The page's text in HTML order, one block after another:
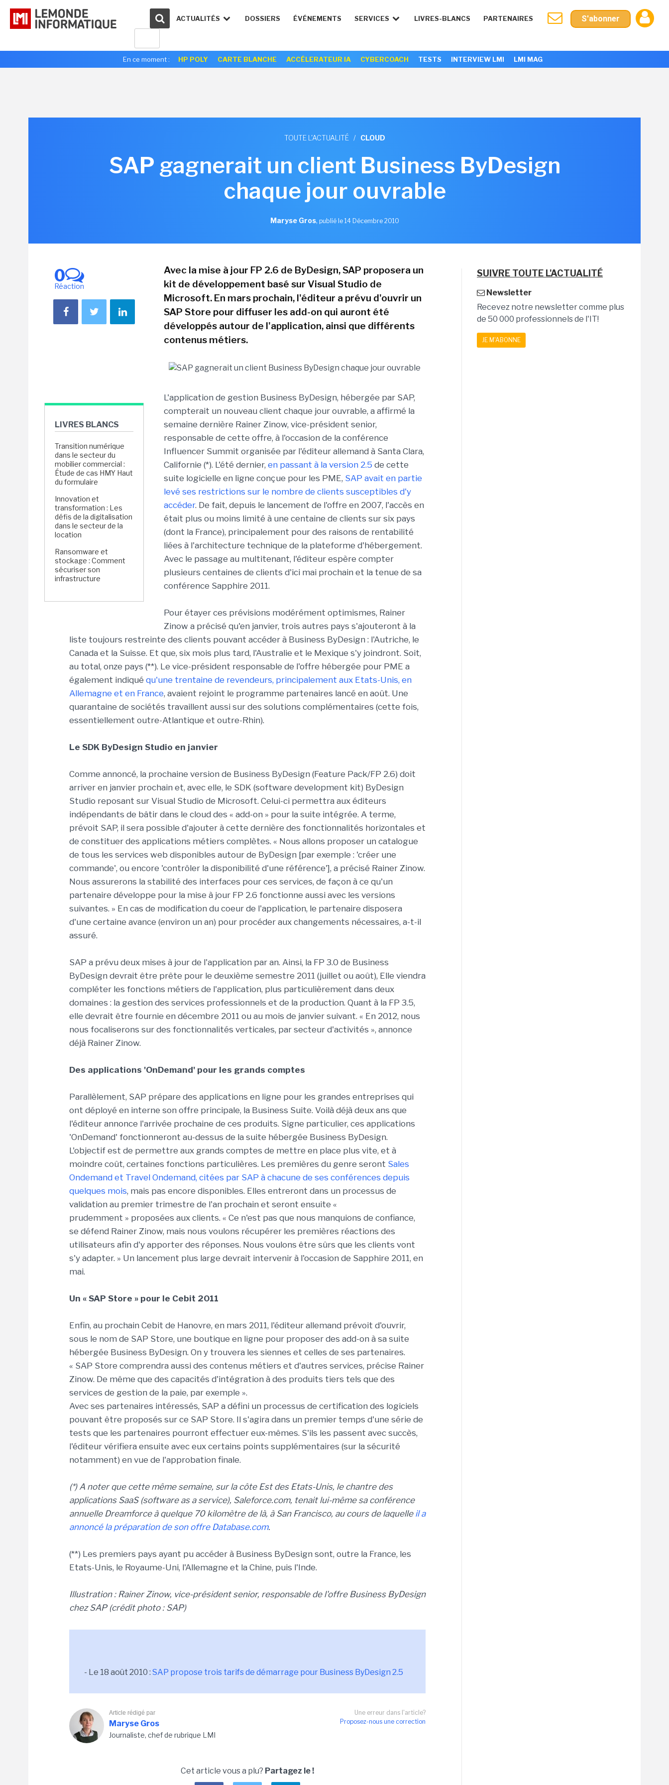
ACTUALITÉS DOSSIERS ÉVÉNEMENTS SERVICES LIVRES-BLANCS PARTENAIRES S'abonner
En ce moment : HP POLY CARTE BLANCHE ACCÉLERATEUR IA CYBERCOACH TESTS INTERVIEW LMI LMI MAG
TOUTE L'ACTUALITÉ / CLOUD
SAP gagnerait un client Business ByDesign
chaque jour ouvrable
Maryse Gros, publié le 14 Décembre 2010
0
Réaction
LIVRES BLANCS
Transition numérique
dans le secteur du
mobilier commercial :
Étude de cas HMY Haut
du formulaire
Innovation et
transformation : Les
défis de la digitalisation
dans le secteur de la
location
Ransomware et
stockage : Comment
sécuriser son
infrastructure
Avec la mise à jour FP 2.6 de ByDesign, SAP proposera un
kit de développement basé sur Visual Studio de
Microsoft. En mars prochain, l'éditeur a prévu d'ouvrir un
SAP Store pour diffuser les add-on qui auront été
développés autour de l'application, ainsi que différents
contenus métiers.
L'application de gestion Business ByDesign, hébergée par SAP,
compterait un nouveau client chaque jour ouvrable, a affirmé la
semaine dernière Rainer Zinow, vice-président senior,
responsable de cette offre, à l'occasion de la conférence
Influencer Summit organisée par l'éditeur allemand à Santa Clara,
Californie (*). L'été dernier, en passant à la version 2.5 de cette
suite logicielle en ligne conçue pour les PME, SAP avait en partie
levé ses restrictions sur le nombre de clients susceptibles d'y
accéder. De fait, depuis le lancement de l'offre en 2007, l'accès en
était plus ou moins limité à une centaine de clients sur six pays
(dont la France), principalement pour des raisons de rentabilité
liées à l'architecture technique de la plateforme d'hébergement.
Avec le passage au multitenant, l'éditeur espère compter
plusieurs centaines de clients d'ici mai prochain et la tenue de sa
conférence Sapphire 2011.
Pour étayer ces prévisions modérément optimismes, Rainer
Zinow a précisé qu'en janvier, trois autres pays s'ajouteront à la
liste toujours restreinte des clients pouvant accéder à Business ByDesign : l'Autriche, le
Canada et la Suisse. Et que, six mois plus tard, l'Australie et le Mexique s'y joindront. Soit,
au total, onze pays (**). Le vice-président responsable de l'offre hébergée pour PME a
également indiqué qu'une trentaine de revendeurs, principalement aux Etats-Unis, en
Allemagne et en France, avaient rejoint le programme partenaires lancé en août. Une
quarantaine de sociétés travaillent aussi sur des solutions complémentaires (cette fois,
essentiellement outre-Atlantique et outre-Rhin).
Le SDK ByDesign Studio en janvier
Comme annoncé, la prochaine version de Business ByDesign (Feature Pack/FP 2.6) doit
arriver en janvier prochain et, avec elle, le SDK (software development kit) ByDesign
Studio reposant sur Visual Studio de Microsoft. Celui-ci permettra aux éditeurs
indépendants de bâtir dans le cloud des « add-on » pour la suite intégrée. A terme,
prévoit SAP, il sera possible d'ajouter à cette dernière des fonctionnalités horizontales et
de constituer des applications métiers complètes. « Nous allons proposer un catalogue
de tous les services web disponibles autour de ByDesign [par exemple : 'créer une
commande', ou encore 'contrôler la disponibilité d'une référence'], a précisé Rainer Zinow.
Nous assurerons la stabilité des interfaces pour ces services, de façon à ce qu'un
partenaire développe pour la mise à jour FP 2.6 fonctionne aussi avec les versions
suivantes. » En cas de modification du coeur de l'application, le partenaire disposera
d'une certaine avance (environ un an) pour procéder aux changements nécessaires, a-t-il
assuré.
SAP a prévu deux mises à jour de l'application par an. Ainsi, la FP 3.0 de Business
ByDesign devrait être prête pour le deuxième semestre 2011 (juillet ou août), Elle viendra
compléter les fonctions métiers de l'application, plus particulièrement dans deux
domaines : la gestion des services professionnels et de la production. Quant à la FP 3.5,
elle devrait être fournie en décembre 2011 ou au mois de janvier suivant. « En 2012, nous
nous focaliserons sur des fonctionnalités verticales, par secteur d'activités », annonce
déjà Rainer Zinow.
Des applications 'OnDemand' pour les grands comptes
Parallèlement, SAP prépare des applications en ligne pour les grandes entreprises qui
ont déployé en interne son offre principale, la Business Suite. Voilà déjà deux ans que
l'éditeur annonce l'arrivée prochaine de ces produits. Signe particulier, ces applications
'OnDemand' fonctionneront au-dessus de la suite hébergée Business ByDesign.
L'objectif est de permettre aux grands comptes de mettre en place plus vite, et à
moindre coût, certaines fonctions particulières. Les premières du genre seront Sales
Ondemand et Travel Ondemand, citées par SAP à chacune de ses conférences depuis
quelques mois, mais pas encore disponibles. Elles entreront dans un processus de
validation au premier trimestre de l'an prochain et seront ensuite «
prudemment » proposées aux clients. « Ce n'est pas que nous manquions de confiance,
se défend Rainer Zinow, mais nous voulons récupérer les premières réactions des
utilisateurs afin d'y apporter des réponses. Nous voulons être sûrs que les clients vont
s'y adapter. » Un lancement plus large devrait intervenir à l'occasion de Sapphire 2011, en
mai.
Un « SAP Store » pour le Cebit 2011
Enfin, au prochain Cebit de Hanovre, en mars 2011, l'éditeur allemand prévoit d'ouvrir,
sous le nom de SAP Store, une boutique en ligne pour proposer des add-on à sa suite
hébergée Business ByDesign. On y trouvera les siennes et celles de ses partenaires.
« SAP Store comprendra aussi des contenus métiers et d'autres services, précise Rainer
Zinow. De même que des capacités d'intégration à des produits tiers tels que des
services de gestion de la paie, par exemple ».
Avec ses partenaires intéressés, SAP a défini un processus de certification des logiciels
pouvant être proposés sur ce SAP Store. Il s'agira dans un premier temps d'une série de
tests que les partenaires pourront effectuer eux-mêmes. S'ils les passent avec succès,
l'éditeur vérifiera ensuite avec eux certains points supplémentaires (sur la sécurité
notamment) en vue de l'approbation finale.
(*) A noter que cette même semaine, sur la côte Est des Etats-Unis, le chantre des
applications SaaS (software as a service), Saleforce.com, tenait lui-même sa conférence
annuelle Dreamforce à quelque 70 kilomètre de là, à San Francisco, au cours de laquelle il a
annoncé la préparation de son offre Database.com.
(**) Les premiers pays ayant pu accéder à Business ByDesign sont, outre la France, les
Etats-Unis, le Royaume-Uni, l'Allemagne et la Chine, puis l'Inde.
Illustration : Rainer Zinow, vice-président senior, responsable de l'offre Business ByDesign
chez SAP (crédit photo : SAP)
- Le 18 août 2010 : SAP propose trois tarifs de démarrage pour Business ByDesign 2.5
Une erreur dans l'article?
Proposez-nous une correction
Article rédigé par
Maryse Gros
Journaliste, chef de rubrique LMI
Cet article vous a plu? Partagez le !
SUIVRE TOUTE L'ACTUALITÉ
Newsletter
Recevez notre newsletter comme plus
de 50 000 professionnels de l'IT!
JE M'ABONNE